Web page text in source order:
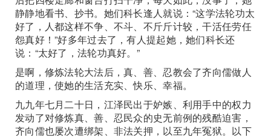
静静地看书、抄书。她们科长逢人就说：“这学法轮功太
好了，人都这样不争、不斗、不斤斤计较，干活任劳任
怨真好！”好多年过去了，有人提起她，她们科长还
说：“太好了，法轮功真好。”
是啊，修炼法轮大法后，真、善、忍教会了齐向儒做人
的道理，使她的生活充实、快乐、幸福。
九九年七月二十日，江泽民出于妒嫉、利用手中的权力
发动了对修炼真、善、忍民众的史无前例的残酷迫害，
齐向儒也屡次遭绑架、非法关押，以至九年冤狱。以下